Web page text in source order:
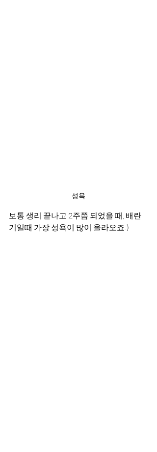
성욕
보통 생리 끝나고 2주쯤 되었을 때, 배란
기일때 가장 성욕이 많이 올라오죠:)